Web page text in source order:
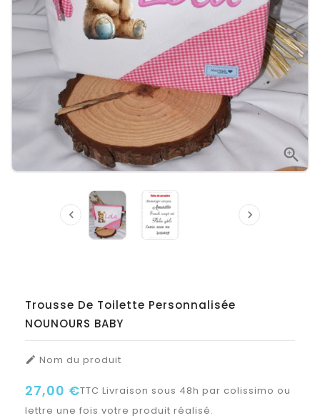

 
Trousse De Toilette Personnalisée
NOUNOURS BABY
 Nom du produit
27,00 €TTC Livraison sous 48h par colissimo ou
lettre une fois votre produit réalisé.